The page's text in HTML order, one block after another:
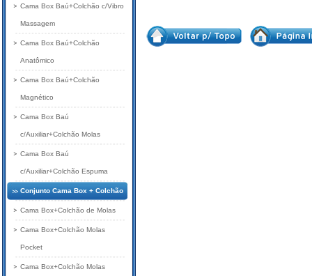
Cama Box Baú+Colchão c/Vibro
Massagem
Cama Box Baú+Colchão
Anatômico
Cama Box Baú+Colchão
Magnético
Cama Box Baú
c/Auxiliar+Colchão Molas
Cama Box Baú
c/Auxiliar+Colchão Espuma
Conjunto Cama Box + Colchão
Cama Box+Colchão de Molas
Cama Box+Colchão Molas
Pocket
Cama Box+Colchão Molas